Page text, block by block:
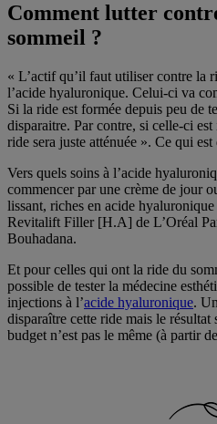
Comment lutter
sommeil ?
« L’actif qu’il faut utiliser contre la
l’acide hyaluronique. Celui-ci va
Si la ride est formée depuis peu de
disparaitre. Par contre, si celle-ci est
ride sera juste atténuée ». Ce qui est
Vers quels soins à l’acide
commencer par une crème de jour
lissant, riches en acide
Revitalift Filler [H.A] de L’Oréal
Bouhadana.
Et pour celles qui ont la ride du
possible de tester la médecine
injections à l’acide hyaluronique.
disparaître cette ride mais le résultat
budget n’est pas le même (à partir